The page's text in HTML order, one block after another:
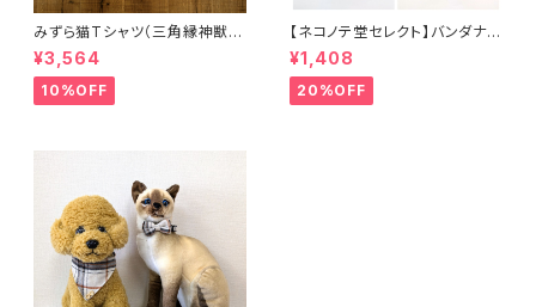
みずら猫Tシャツ（三角縁神獣
鏡） ネコ ねこ 銅鏡 古代 貫頭
衣 古墳
¥3,564
10%OFF
【ネコノテ堂セレクト】バンダナ付
き ペット首輪 花柄4種類
パープル グリーン ピンク
ブルー 犬 猫
¥1,408
20%OFF